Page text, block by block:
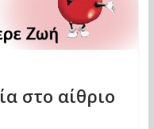
στο αίθριο